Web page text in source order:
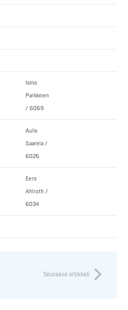
Ismo
Parkkinen
/ 6069
Aulis
Saarela /
6026
Eero
Ahlroth /
6034
Seuraava artikkeli